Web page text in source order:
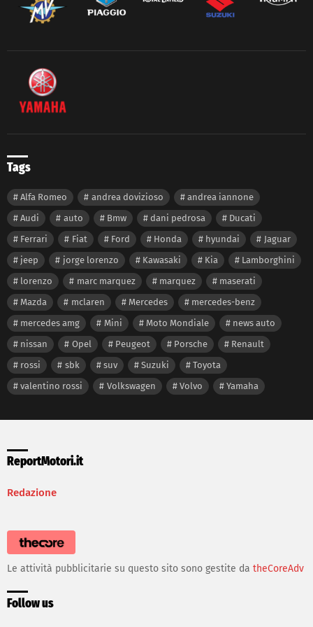
Tags
Alfa Romeo andrea dovizioso
andrea iannone
Audi
auto Bmw dani pedrosa
Ducati
Ferrari
Fiat Ford Honda hyundai
Jaguar
jeep
jorge lorenzo Kawasaki Kia
Lamborghini
lorenzo
marc marquez marquez
maserati
Mazda
mclaren Mercedes
mercedes-benz
mercedes amg
Mini Moto Mondiale
news auto
nissan
Opel Peugeot Porsche
Renault
rossi
sbk suv Suzuki
Toyota
valentino rossi
Volkswagen Volvo Yamaha
ReportMotori.it
Redazione
Le attività pubblicitarie su questo sito sono gestite da theCoreAdv
Follow us